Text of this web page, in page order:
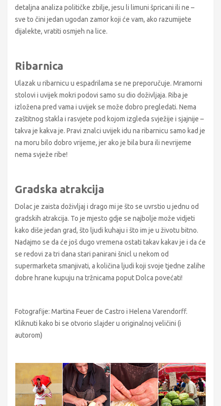
detaljna analiza političke zbilje, jesu li limuni špricani ili ne –
sve to čini jedan ugodan zamor koji će vam, ako razumijete
dijalekte, vratiti osmjeh na lice.
Ribarnica
Ulazak u ribarnicu u espadrilama se ne preporučuje. Mramorni
stolovi i uvijek mokri podovi samo su dio doživljaja. Riba je
izložena pred vama i uvijek se može dobro pregledati. Nema
zaštitnog stakla i rasvjete pod kojom izgleda svježije i sjajnije –
takva je kakva je. Pravi znalci uvijek idu na ribarnicu samo kad je
na moru bilo dobro vrijeme, jer ako je bila bura ili nevrijeme
nema svježe ribe!
Gradska atrakcija
Dolac je zaista doživljaj i drago mi je što se uvrstio u jednu od
gradskih atrakcija. To je mjesto gdje se najbolje može vidjeti
kako diše jedan grad, što ljudi kuhaju i što im je u životu bitno.
Nadajmo se da će još dugo vremena ostati takav kakav je i da će
se redovi za tri dana stari panirani šnicl u nekom od
supermarketa smanjivati, a količina ljudi koji svoje tjedne zalihe
dobre hrane kupuju na tržnicama poput Dolca povećati!
Fotografije: Martina Feuer de Castro i Helena Varendorff.
Kliknuti kako bi se otvorio slajder u originalnoj veličini (i
autorom)